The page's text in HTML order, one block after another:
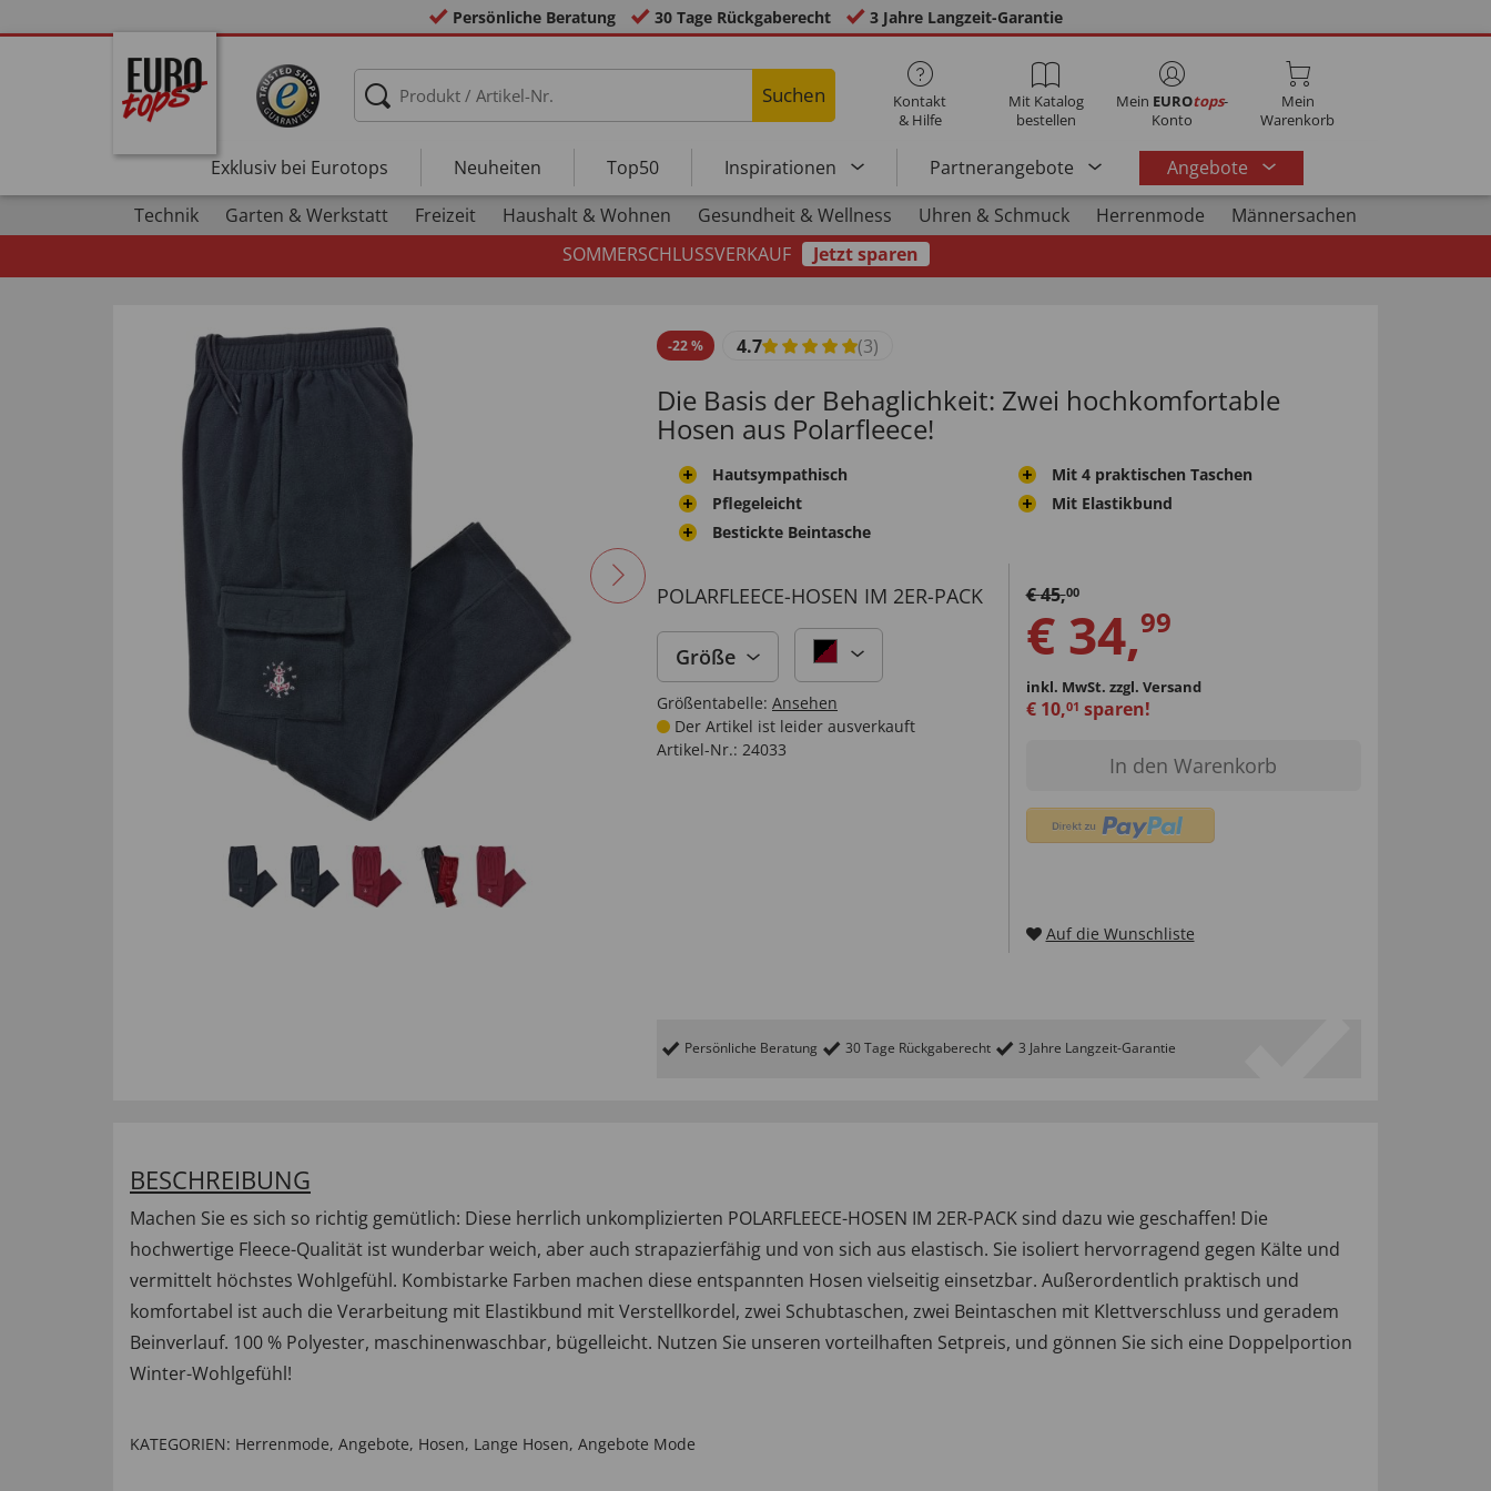
Persönliche Beratung 30 Tage Rückgaberecht 3 Jahre Langzeit-Garantie
Suchen
Kontakt
& Hilfe
Mit Katalog
bestellen
Mein EUROtops-
Konto
Mein
Warenkorb
Exklusiv bei Eurotops Neuheiten Top50 Inspirationen Partnerangebote
Angebote
Technik
Garten & Werkstatt Freizeit Haushalt & Wohnen Gesundheit & Wellness Uhren & Schmuck Herrenmode
Männersachen
SOMMERSCHLUSSVERKAUF
Jetzt sparen
-22% 4.7 (3)
Die Basis der Behaglichkeit: Zwei hochkomfortable
Hosen aus Polarfleece!
Hautsympathisch
Pflegeleicht
Bestickte Beintasche
Mit 4 praktischen Taschen
Mit Elastikbund
POLARFLEECE-HOSEN IM 2ER-PACK
Größe
Größentabelle: Ansehen
Der Artikel ist leider ausverkauft
Artikel-Nr.: 24033
€45,00
€ 34,99
inkl. MwSt. zzgl. Versand
€ 10,01 sparen!
In den Warenkorb
Auf die Wunschliste
Persönliche Beratung 30 Tage Rückgaberecht 3 Jahre Langzeit-Garantie
BESCHREIBUNG
Machen Sie es sich so richtig gemütlich: Diese herrlich unkomplizierten POLARFLEECE-HOSEN IM 2ER-PACK sind dazu wie geschaffen! Die
hochwertige Fleece-Qualität ist wunderbar weich, aber auch strapazierfähig und von sich aus elastisch. Sie isoliert hervorragend gegen Kälte und
vermittelt höchstes Wohlgefühl. Kombistarke Farben machen diese entspannten Hosen vielseitig einsetzbar. Außerordentlich praktisch und
komfortabel ist auch die Verarbeitung mit Elastikbund mit Verstellkordel, zwei Schubtaschen, zwei Beintaschen mit Klettverschluss und geradem
Beinverlauf. 100 % Polyester, maschinenwaschbar, bügelleicht. Nutzen Sie unseren vorteilhaften Setpreis, und gönnen Sie sich eine Doppelportion
Winter-Wohlgefühl!
KATEGORIEN: Herrenmode, Angebote, Hosen, Lange Hosen, Angebote Mode